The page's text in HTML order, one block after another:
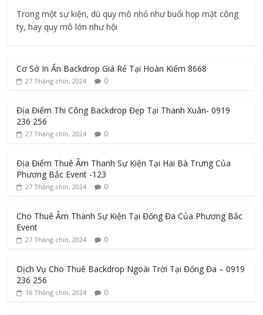
Trong một sự kiện, dù quy mô nhỏ như buổi họp mặt công
ty, hay quy mô lớn như hội
Cơ Sở In Ấn Backdrop Giá Rẻ Tại Hoàn Kiếm 8668
27 Tháng chín, 2024 0
Địa Điểm Thi Công Backdrop Đẹp Tại Thanh Xuân- 0919
236 256
27 Tháng chín, 2024 0
Địa Điểm Thuê Âm Thanh Sự Kiện Tại Hai Bà Trưng Của
Phương Bắc Event -123
27 Tháng chín, 2024 0
Cho Thuê Âm Thanh Sự Kiện Tại Đống Đa Của Phương Bắc
Event
27 Tháng chín, 2024 0
Dịch Vụ Cho Thuê Backdrop Ngoài Trời Tại Đống Đa – 0919
236 256
16 Tháng chín, 2024 0